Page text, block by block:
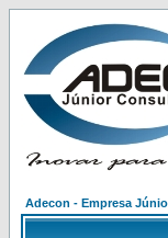
Adecon - Empresa